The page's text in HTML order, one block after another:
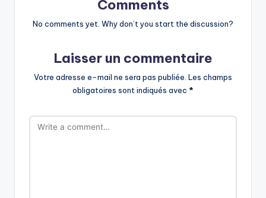
Comments
No comments yet. Why don’t you start the discussion?
Laisser un commentaire
Votre adresse e-mail ne sera pas publiée. Les champs
obligatoires sont indiqués avec *